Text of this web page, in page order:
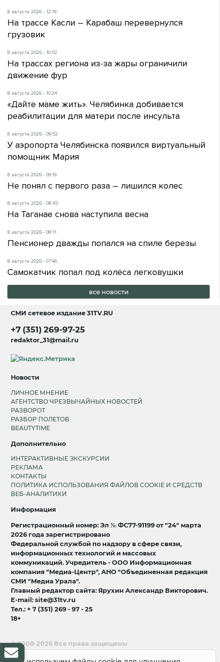
8 августа 2026 - 12:19
На трассе Касли – Карабаш перевернулся
грузовик
8 августа 2026 - 10:52
На трассах региона из-за жары ограничили
движение фур
8 августа 2026 - 10:24
«Дайте маме жить». Челябинка добивается
реабилитации для матери после инсульта
8 августа 2026 - 09:52
У аэропорта Челябинска появился виртуальный
помощник Мария
8 августа 2026 - 09:19
Не понял с первого раза – лишился колес
8 августа 2026 - 08:45
На Таганае снова наступила весна
8 августа 2026 - 08:11
Пенсионер дважды попался на спиле березы
8 августа 2026 - 07:46
Самокатчик попал под колёса легковушки
все новости
СМИ сетевое издание31TV.RU
+7 (351) 269-97-25
redaktor_31@mail.ru
Новости
ЛИЧНОЕ МНЕНИЕ
АГЕНТСТВО ЧРЕЗВЫЧАЙНЫХ НОВОСТЕЙ
РАЗВОРОТ
РАЗБОР ПОЛЕТОВ
BEAUTYTIME
Дополнительно
ИНТЕРАКТИВНЫЕ ЭКСКУРСИИ
РЕКЛАМА
КОНТАКТЫ
ПОЛИТИКА ИСПОЛЬЗОВАНИЯ ФАЙЛОВ COOKIE И СРЕДСТВ
ВЕБ-АНАЛИТИКИ
Информация
Регистрационный номер: Эл № ФС77-91199 от "24" марта
2026 года зарегистрировано
Федеральной службой по надзору в сфере связи,
информационных технологий и массовых
коммуникаций. Учредитель - ООО Информационная
компания "Медиа-Центр", АНО "Объединенная редакция
СМИ "Медиа Урала".
Главный редактор сайта: Ярухин Александр Викторович.
E-mail: site@31tv.ru
Тел.: + 7 (351) 269 - 97 - 25
18+
© 2008-2026 Все права защищены
разработка и продвижение: